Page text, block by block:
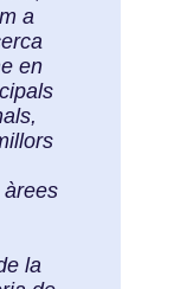
a
en
la